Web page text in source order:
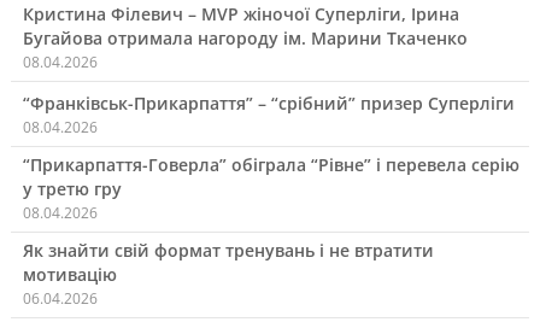
Кристина Філевич – MVP жіночої Суперліги, Ірина
Бугайова отримала нагороду ім. Марини Ткаченко
08.04.2026
“Франківськ-Прикарпаття” – “срібний” призер Суперліги
08.04.2026
“Прикарпаття-Говерла” обіграла “Рівне” і перевела серію
у третю гру
08.04.2026
Як знайти свій формат тренувань і не втратити
мотивацію
06.04.2026